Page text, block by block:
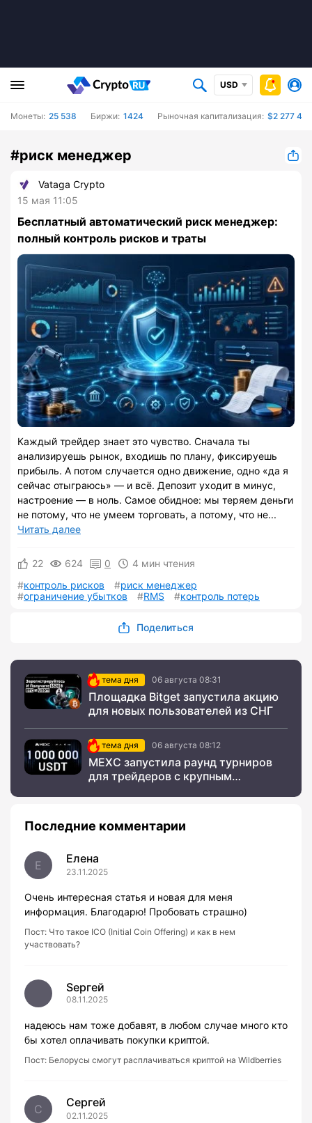
USD
Монеты: 25 538 Биржи: 1424 Рыночная капитализация: $2 277
#риск менеджер
Vataga Crypto
15 мая 11:05
Бесплатный автоматический риск менеджер:
полный контроль рисков и траты
Каждый трейдер знает это чувство. Сначала ты
анализируешь рынок, входишь по плану, фиксируешь
прибыль. А потом случается одно движение, одно «да я
сейчас отыграюсь» — и всё. Депозит уходит в минус,
настроение — в ноль. Самое обидное: мы теряем деньги
не потому, что не умеем торговать, а потому, что не...
Читать далее
22 624 0
4 мин чтения
контроль рисков
риск менеджер
ограничение убытков
RMS контроль потерь
Поделиться
тема дня 06 августа 08:31
Площадка Bitget запустила акцию
для новых пользователей из СНГ
тема дня 06 августа 08:12
MEXC запустила раунд турниров
для трейдеров с крупным
Последние комментарии
Е Елена
23.11.2025
Очень интересная статья и новая для меня
информация. Благодарю! Пробовать страшно)
Пост: Что такое ICO (Initial Coin Offering) и как в нем
участвовать?
Sергей
08.11.2025
надеюсь нам тоже добавят, в любом случае много кто
бы хотел оплачивать покупки криптой.
Пост: Белорусы смогут расплачиваться криптой на Wildberries
С Сергей
02.11.2025